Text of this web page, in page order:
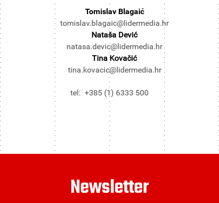
Tomislav Blagaić
tomislav.blagaic@lidermedia.hr
Nataša Dević
natasa.devic@lidermedia.hr
Tina Kovačić
tina.kovacic@lidermedia.hr
tel: +385 (1) 6333 500
Newsletter